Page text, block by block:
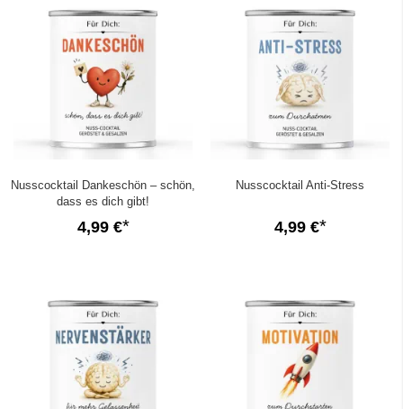
Nusscocktail Dankeschön – schön,
dass es dich gibt!
4,99 €
Nusscocktail Anti-Stress
4,99 €